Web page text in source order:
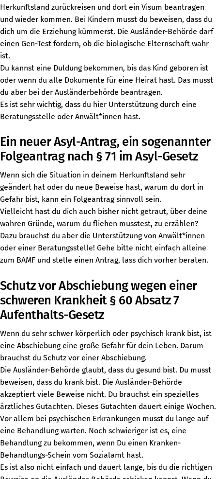
Herkunftsland zurückreisen und dort ein Visum beantragen
und wieder kommen. Bei Kindern musst du beweisen, dass du
dich um die Erziehung kümmerst. Die Ausländer-Behörde darf
einen Gen-Test fordern, ob die biologische Elternschaft wahr
ist.
Du kannst eine Duldung bekommen, bis das Kind geboren ist
oder wenn du alle Dokumente für eine Heirat hast. Das musst
du aber bei der Ausländerbehörde beantragen.
Es ist sehr wichtig, dass du hier Unterstützung durch eine
Beratungsstelle oder Anwält*innen hast.
Ein neuer Asyl-Antrag, ein sogenannter
Folgeantrag nach § 71 im Asyl-Gesetz
Wenn sich die Situation in deinem Herkunftsland sehr
geändert hat oder du neue Beweise hast, warum du dort in
Gefahr bist, kann ein Folgeantrag sinnvoll sein.
Vielleicht hast du dich auch bisher nicht getraut, über deine
wahren Gründe, warum du fliehen musstest, zu erzählen?
Dazu brauchst du aber die Unterstützung von Anwält*innen
oder einer Beratungsstelle! Gehe bitte nicht einfach alleine
zum BAMF und stelle einen Antrag, lass dich vorher beraten.
Schutz vor Abschiebung wegen einer
schweren Krankheit § 60 Absatz 7
Aufenthalts-Gesetz
Wenn du sehr schwer körperlich oder psychisch krank bist, ist
eine Abschiebung eine große Gefahr für dein Leben. Darum
brauchst du Schutz vor einer Abschiebung.
Die Ausländer-Behörde glaubt, dass du gesund bist. Du musst
beweisen, dass du krank bist. Die Ausländer-Behörde
akzeptiert viele Beweise nicht. Du brauchst ein spezielles
ärztliches Gutachten. Dieses Gutachten dauert einige Wochen.
Vor allem bei psychischen Erkrankungen musst du lange auf
eine Behandlung warten. Noch schwieriger ist es, eine
Behandlung zu bekommen, wenn Du einen Kranken-
Behandlungs-Schein vom Sozialamt hast.
Es ist also nicht einfach und dauert lange, bis du die richtigen